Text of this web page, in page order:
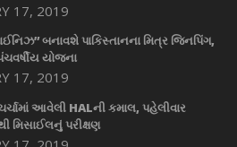
17, 2019
બનાવશે પાકિસ્તાનના મિત્ર જિનપિંગ,
યોજના
17, 2019
આવેલી HALની કમાલ, પહેલીવાર
મિસાઈલનું પરીક્ષણ